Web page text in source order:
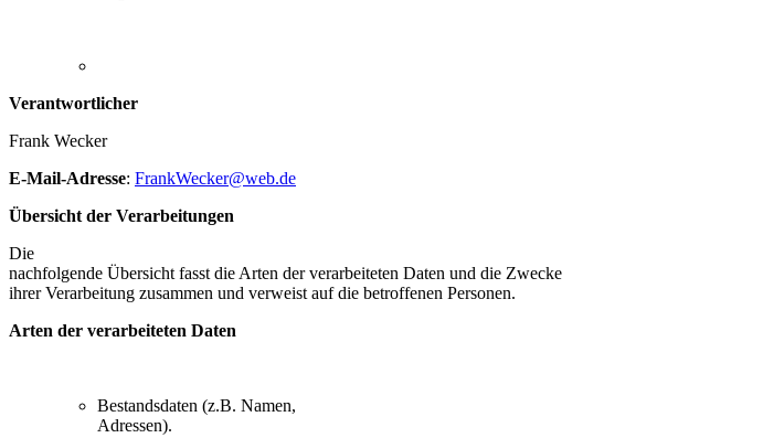
Verantwortlicher
Frank Wecker
E-Mail-Adresse: FrankWecker@web.de
Übersicht der Verarbeitungen
Die
nachfolgende Übersicht fasst die Arten der verarbeiteten Daten und die Zwecke
ihrer Verarbeitung zusammen und verweist auf die betroffenen Personen.
Arten der verarbeiteten Daten
Bestandsdaten (z.B. Namen,
Adressen).